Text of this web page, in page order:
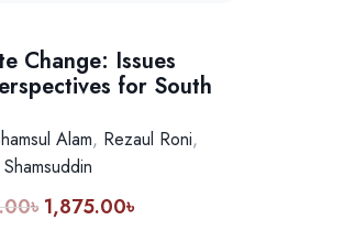
Change: Issues
for South
Alam, Rezaul Roni,
৳ Original
1,875.00৳Current